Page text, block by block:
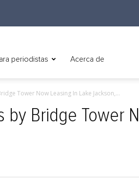
periodistas Acerca de
Tower Now Leasing In Lake Jackson,...
by Bridge Tower